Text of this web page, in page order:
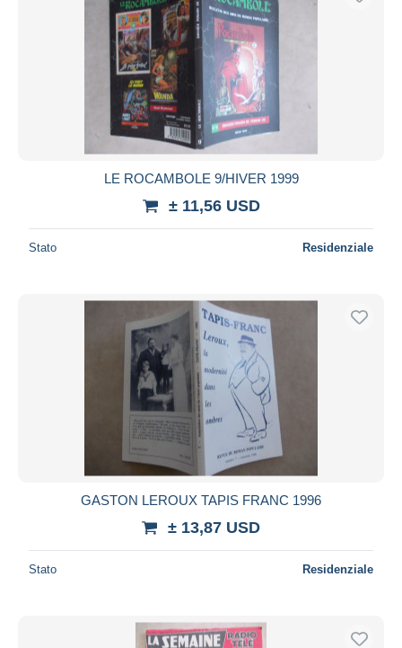
LE ROCAMBOLE 9/HIVER 1999
± 11,56 USD
Stato Residenziale
GASTON LEROUX TAPIS FRANC 1996
± 13,87 USD
Stato Residenziale